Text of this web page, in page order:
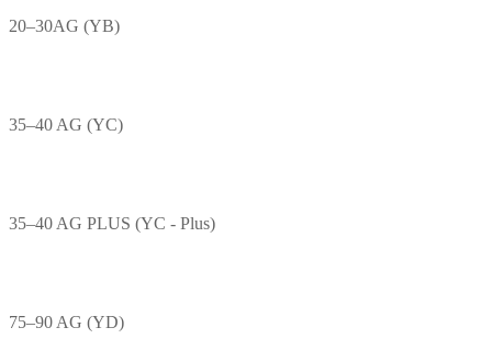
20–30AG (YB)
35–40 AG (YC)
35–40 AG PLUS (YC - Plus)
75–90 AG (YD)